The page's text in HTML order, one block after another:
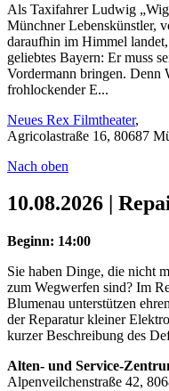
Als Taxifahrer Ludwig
Münchner Lebenskünstler,
daraufhin im Himmel
geliebtes Bayern: Er muss
Vordermann bringen. Denn
frohlockender E...
Neues Rex Filmtheater,
Agricolastraße 16, 80687
Nach oben
10.08.2026 |
Beginn: 14:00
Sie haben Dinge, die nicht
zum Wegwerfen sind? Im
Blumenau unterstützen
der Reparatur kleiner
kurzer Beschreibung des
Alten- und Service-
Alpenveilchenstraße 42,